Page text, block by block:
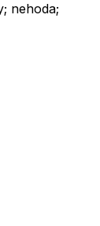
nehoda;